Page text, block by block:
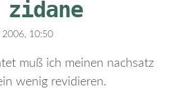
zidane
2006, 10:50
muß ich meinen nachsatz
wenig revidieren.